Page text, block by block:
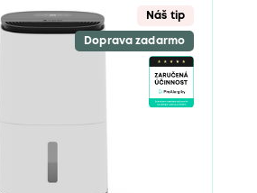
Doprava zadarmo